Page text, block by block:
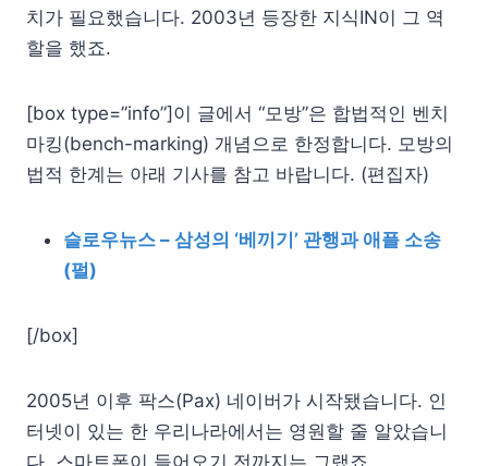
치가 필요했습니다. 2003년 등장한 지식IN이 그 역
할을 했죠.
[box type=”info”]이 글에서 “모방”은 합법적인 벤치
마킹(bench-marking) 개념으로 한정합니다. 모방의
법적 한계는 아래 기사를 참고 바랍니다. (편집자)
슬로우뉴스 – 삼성의 ‘베끼기’ 관행과 애플 소송
(펄)
[/box]
2005년 이후 팍스(Pax) 네이버가 시작됐습니다. 인
터넷이 있는 한 우리나라에서는 영원할 줄 알았습니